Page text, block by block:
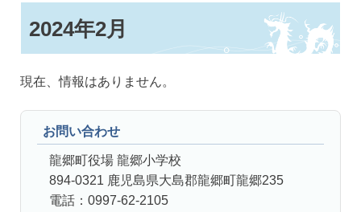
2024年2月
現在、情報はありません。
お問い合わせ
龍郷町役場 龍郷小学校
894-0321 鹿児島県大島郡龍郷町龍郷235
電話：0997-62-2105